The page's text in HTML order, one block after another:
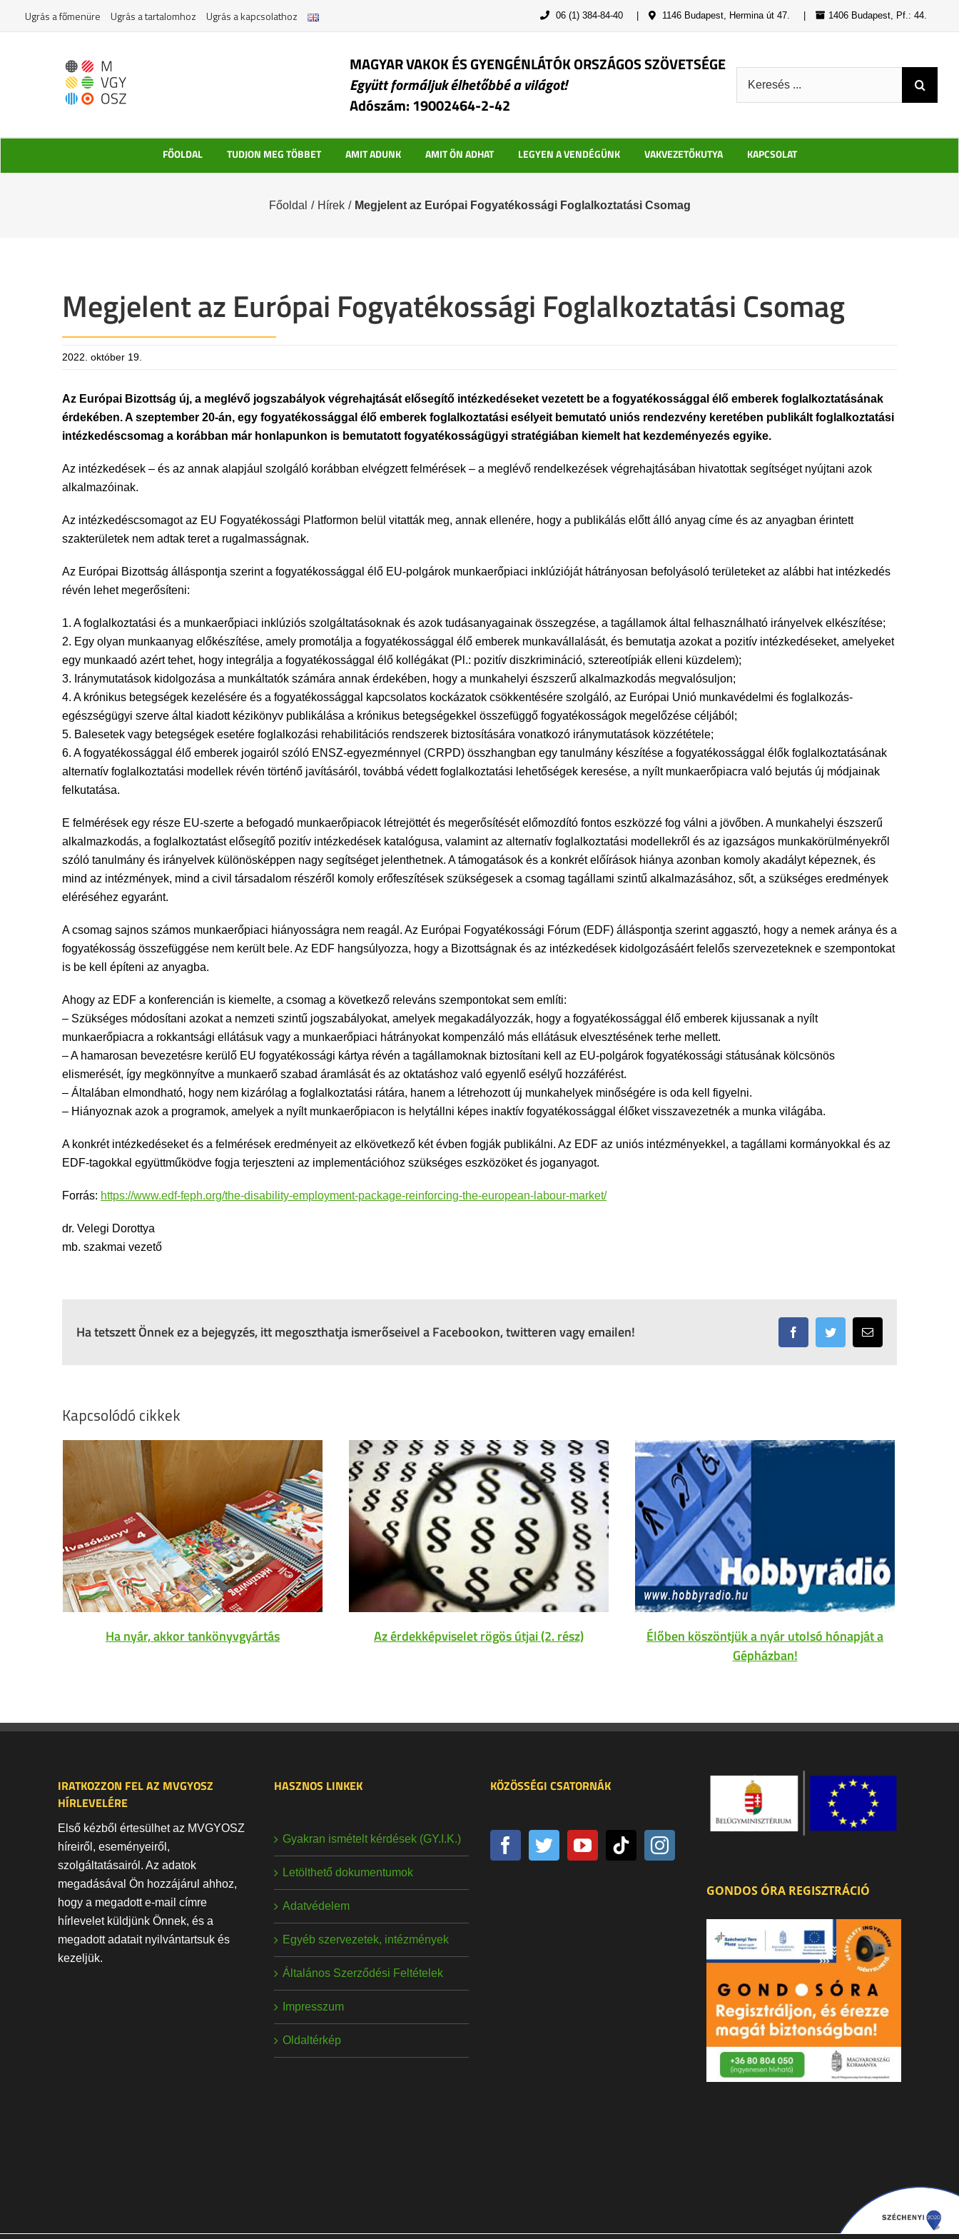
Ugrás a főmenüre Ugrás a tartalomhoz Ugrás a kapcsolathoz 06 (1) 384-84-40 1146 Budapest, Hermina út 47. 1406 Budapest, Pf.: 44.
MAGYAR VAKOK ÉS GYENGÉNLÁTÓK ORSZÁGOS SZÖVETSÉGE
Együtt formáljuk élhetőbbé a világot!
Adószám: 19002464-2-42
FŐOLDAL TUDJON MEG TÖBBET AMIT ADUNK AMIT ÖN ADHAT LEGYEN A VENDÉGÜNK VAKVEZETŐKUTYA KAPCSOLAT
Főoldal / Hírek / Megjelent az Európai Fogyatékossági Foglalkoztatási Csomag
Megjelent az Európai Fogyatékossági Foglalkoztatási Csomag
2022. október 19.
Az Európai Bizottság új, a meglévő jogszabályok végrehajtását elősegítő intézkedéseket vezetett be a fogyatékossággal élő emberek foglalkoztatásának
érdekében. A szeptember 20-án, egy fogyatékossággal élő emberek foglalkoztatási esélyeit bemutató uniós rendezvény keretében publikált foglalkoztatási
intézkedéscsomag a korábban már honlapunkon is bemutatott fogyatékosságügyi stratégiában kiemelt hat kezdeményezés egyike.
Az intézkedések – és az annak alapjául szolgáló korábban elvégzett felmérések – a meglévő rendelkezések végrehajtásában hivatottak segítséget nyújtani azok
alkalmazóinak.
Az intézkedéscsomagot az EU Fogyatékossági Platformon belül vitatták meg, annak ellenére, hogy a publikálás előtt álló anyag címe és az anyagban érintett
szakterületek nem adtak teret a rugalmasságnak.
Az Európai Bizottság álláspontja szerint a fogyatékossággal élő EU-polgárok munkaerőpiaci inklúzióját hátrányosan befolyásoló területeket az alábbi hat intézkedés
révén lehet megerősíteni:
1. A foglalkoztatási és a munkaerőpiaci inklúziós szolgáltatásoknak és azok tudásanyagainak összegzése, a tagállamok által felhasználható irányelvek elkészítése;
2. Egy olyan munkaanyag előkészítése, amely promotálja a fogyatékossággal élő emberek munkavállalását, és bemutatja azokat a pozitív intézkedéseket, amelyeket
egy munkaadó azért tehet, hogy integrálja a fogyatékossággal élő kollégákat (Pl.: pozitív diszkrimináció, sztereotípiák elleni küzdelem);
3. Iránymutatások kidolgozása a munkáltatók számára annak érdekében, hogy a munkahelyi észszerű alkalmazkodás megvalósuljon;
4. A krónikus betegségek kezelésére és a fogyatékossággal kapcsolatos kockázatok csökkentésére szolgáló, az Európai Unió munkavédelmi és foglalkozás-
egészségügyi szerve által kiadott kézikönyv publikálása a krónikus betegségekkel összefüggő fogyatékosságok megelőzése céljából;
5. Balesetek vagy betegségek esetére foglalkozási rehabilitációs rendszerek biztosítására vonatkozó iránymutatások közzététele;
6. A fogyatékossággal élő emberek jogairól szóló ENSZ-egyezménnyel (CRPD) összhangban egy tanulmány készítése a fogyatékossággal élők foglalkoztatásának
alternatív foglalkoztatási modellek révén történő javításáról, továbbá védett foglalkoztatási lehetőségek keresése, a nyílt munkaerőpiacra való bejutás új módjainak
felkutatása.
E felmérések egy része EU-szerte a befogadó munkaerőpiacok létrejöttét és megerősítését előmozdító fontos eszközzé fog válni a jövőben. A munkahelyi észszerű
alkalmazkodás, a foglalkoztatást elősegítő pozitív intézkedések katalógusa, valamint az alternatív foglalkoztatási modellekről és az igazságos munkakörülményekről
szóló tanulmány és irányelvek különösképpen nagy segítséget jelenthetnek. A támogatások és a konkrét előírások hiánya azonban komoly akadályt képeznek, és
mind az intézmények, mind a civil társadalom részéről komoly erőfeszítések szükségesek a csomag tagállami szintű alkalmazásához, sőt, a szükséges eredmények
eléréséhez egyaránt.
A csomag sajnos számos munkaerőpiaci hiányosságra nem reagál. Az Európai Fogyatékossági Fórum (EDF) álláspontja szerint aggasztó, hogy a nemek aránya és a
fogyatékosság összefüggése nem került bele. Az EDF hangsúlyozza, hogy a Bizottságnak és az intézkedések kidolgozásáért felelős szervezeteknek e szempontokat
is be kell építeni az anyagba.
Ahogy az EDF a konferencián is kiemelte, a csomag a következő releváns szempontokat sem említi:
– Szükséges módosítani azokat a nemzeti szintű jogszabályokat, amelyek megakadályozzák, hogy a fogyatékossággal élő emberek kijussanak a nyílt
munkaerőpiacra a rokkantsági ellátásuk vagy a munkaerőpiaci hátrányokat kompenzáló más ellátásuk elvesztésének terhe mellett.
– A hamarosan bevezetésre kerülő EU fogyatékossági kártya révén a tagállamoknak biztosítani kell az EU-polgárok fogyatékossági státusának kölcsönös
elismerését, így megkönnyítve a munkaerő szabad áramlását és az oktatáshoz való egyenlő esélyű hozzáférést.
– Általában elmondható, hogy nem kizárólag a foglalkoztatási rátára, hanem a létrehozott új munkahelyek minőségére is oda kell figyelni.
– Hiányoznak azok a programok, amelyek a nyílt munkaerőpiacon is helytállni képes inaktív fogyatékossággal élőket visszavezetnék a munka világába.
A konkrét intézkedéseket és a felmérések eredményeit az elkövetkező két évben fogják publikálni. Az EDF az uniós intézményekkel, a tagállami kormányokkal és az
EDF-tagokkal együttműködve fogja terjeszteni az implementációhoz szükséges eszközöket és joganyagot.
Forrás: https://www.edf-feph.org/the-disability-employment-package-reinforcing-the-european-labour-market/
dr. Velegi Dorottya
mb. szakmai vezető
Ha tetszett Önnek ez a bejegyzés, itt megoszthatja ismerőseivel a Facebookon, twitteren vagy emailen! FacebookTwitter Email:
Kapcsolódó cikkek
Ha nyár, akkor tankönyvgyártás Az érdekképviselet rögös útjai (2. rész)
Élőben köszöntjük a nyár utolsó hónapját a
Gépházban!
IRATKOZZON FEL AZ MVGYOSZ
HÍRLEVELÉRE
Első kézből értesülhet az MVGYOSZ
híreiről, eseményeiről,
szolgáltatásairól. Az adatok
megadásával Ön hozzájárul ahhoz,
hogy a megadott e-mail címre
hírlevelet küldjünk Önnek, és a
megadott adatait nyilvántartsuk és
kezeljük.
HASZNOS LINKEK
Gyakran ismételt kérdések (GY.I.K.)
Letölthető dokumentumok
Adatvédelem
Egyéb szervezetek, intézmények
Általános Szerződési Feltételek
Impresszum
Oldaltérkép
KÖZÖSSÉGI CSATORNÁK
GONDOS ÓRA REGISZTRÁCIÓ